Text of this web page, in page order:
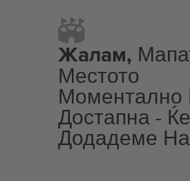
Жалам,
Местото
Достапна -
Додадеме